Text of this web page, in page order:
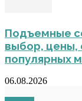
Подъемные
выбор, цены,
популярных
06.08.2026